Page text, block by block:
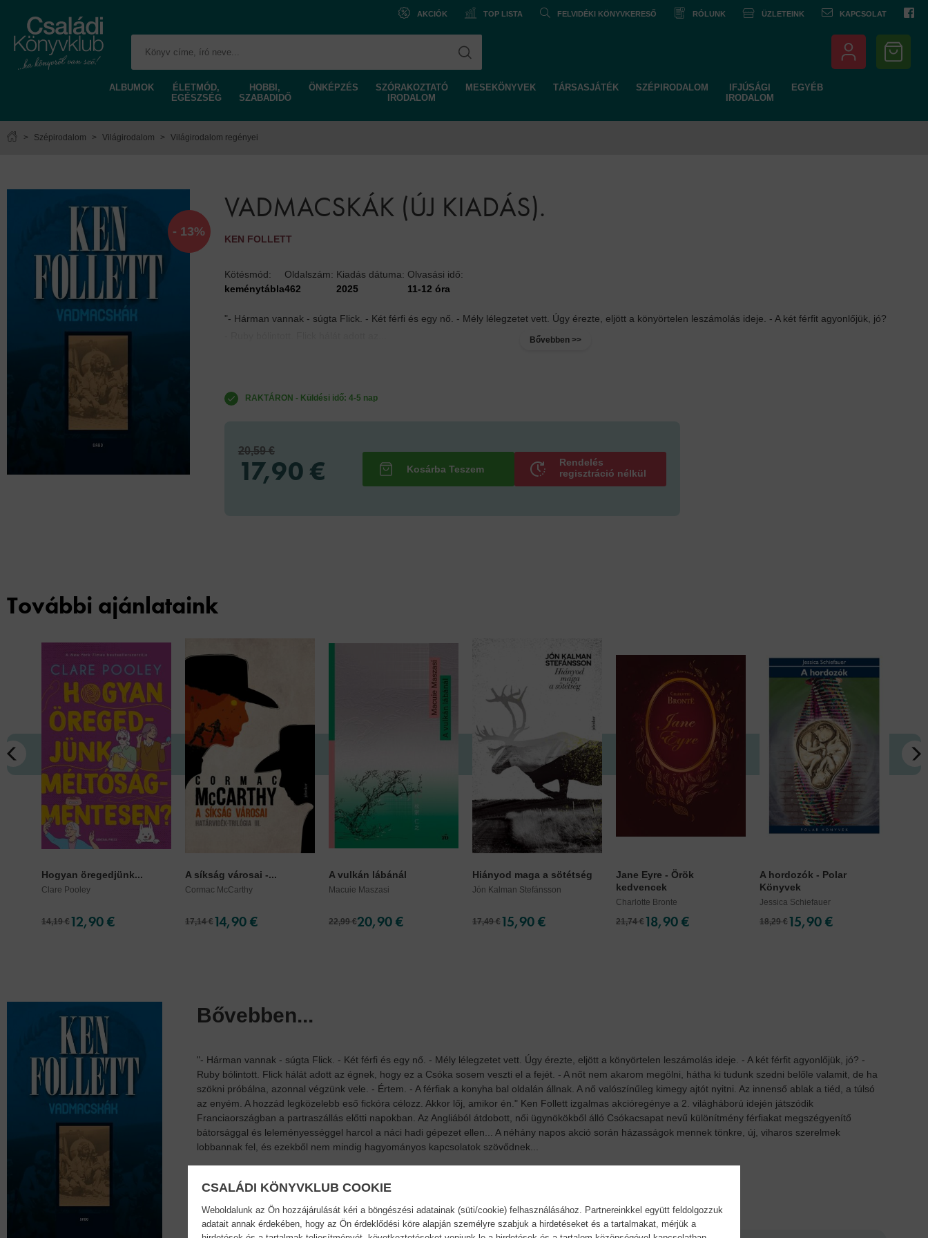
AKCIÓK TOP LISTA FELVIDÉKI KÖNYVKERESŐ RÓLUNK ÜZLETEINK KAPCSOLAT
ALBUMOK
ÉLETMÓD,
EGÉSZSÉG
HOBBI,
SZABADIDŐ
ÖNKÉPZÉS
SZÓRAKOZTATÓ
IRODALOM
MESEKÖNYVEK TÁRSASJÁTÉK SZÉPIRODALOM
IFJÚSÁGI
IRODALOM
EGYÉB
> Szépirodalom > Világirodalom > Világirodalom regényei
- 13%
VADMACSKÁK (ÚJ KIADÁS).
KEN FOLLETT
Kötésmód:
keménytábla
Oldalszám:
462
Kiadás dátuma:
2025
Olvasási idő:
11-12 óra
"- Hárman vannak - súgta Flick. - Két férfi és egy nő. - Mély lélegzetet vett. Úgy érezte, eljött a könyörtelen leszámolás ideje. - A két férfit agyonlőjük, jó?
Bővebben >>
RAKTÁRON - Küldési idő: 4-5 nap
20,59 €
17,90 €
Rendelés
regisztráció nélkül
További ajánlataink
Hogyan öregedjünk...
Clare Pooley
14,19 €12,90 €
A síkság városai -...
Cormac McCarthy
17,14 €14,90 €
A vulkán lábánál
Macuie Maszasi
22,99 €20,90 €
Hiányod maga a sötétség
Jón Kalman Stefánsson
17,49 €15,90 €
Jane Eyre - Örök
kedvencek
Charlotte Bronte
21,74 €18,90 €
A hordozók - Polar
Könyvek
Jessica Schiefauer
18,29 €15,90 €
Bővebben...
"- Hárman vannak - súgta Flick. - Két férfi és egy nő. - Mély lélegzetet vett. Úgy érezte, eljött a könyörtelen leszámolás ideje. - A két férfit agyonlőjük, jó? -
Ruby bólintott. Flick hálát adott az égnek, hogy ez a Csóka sosem veszti el a fejét. - A nőt nem akarom megölni, hátha ki tudunk szedni belőle valamit, de ha
szökni próbálna, azonnal végzünk vele. - Értem. - A férfiak a konyha bal oldalán állnak. A nő valószínűleg kimegy ajtót nyitni. Az innenső ablak a tiéd, a túlsó
az enyém. A hozzád legközelebb eső fickóra célozz. Akkor lőj, amikor én." Ken Follett izgalmas akcióregénye a 2. világháború idején játszódik
Franciaországban a partraszállás előtti napokban. Az Angliából átdobott, női ügynökökből álló Csókacsapat nevű különítmény férfiakat megszégyenítő
bátorsággal és leleményességgel harcol a náci hadi gépezet ellen... A néhány napos akció során házasságok mennek tönkre, új, viharos szerelmek
lobbannak fel, és ezekből nem mindig hagyományos kapcsolatok szövődnek...
Adatok
CSALÁDI KÖNYVKLUB COOKIE
Weboldalunk az Ön hozzájárulását kéri a böngészési adatainak (süti/cookie) felhasználásához. Partnereinkkel együtt feldolgozzuk
adatait annak érdekében, hogy az Ön érdeklődési köre alapján személyre szabjuk a hirdetéseket és a tartalmakat, mérjük a